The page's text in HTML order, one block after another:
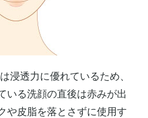
浸透力に優れているため、
いる洗顔の直後は赤みが出
や皮脂を落とさずに使用す